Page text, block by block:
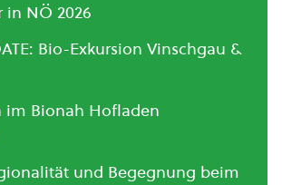
in NÖ 2026
Bio-Exkursion Vinschgau &
im Bionah Hofladen
und Begegnung beim